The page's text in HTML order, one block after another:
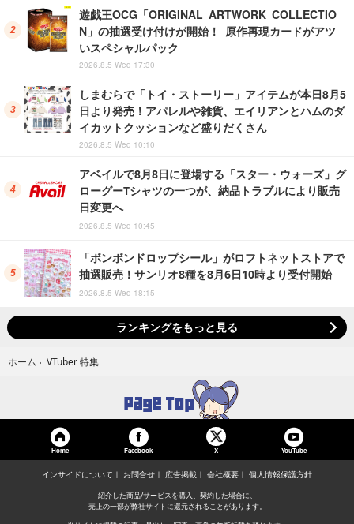
遊戯王OCG「ORIGINAL ARTWORK COLLECTIO
N」の抽選受け付けが開始！ 原作再現カードがアツ
いスペシャルパック
2026.8.5 Wed 17:30
しまむらで「トイ・ストーリー」アイテムが本日8月5
日より発売！アパレルや雑貨、エイリアンとハムのダ
イカットクッションなど盛りだくさん
2026.8.5 Wed 10:10
アベイルで8月8日に登場する「スター・ウォーズ」グ
ローグーTシャツの一つが、納品トラブルにより販売
日変更へ
2026.8.5 Wed 10:45
「ボンボンドロップシール」がロフトネットストアで
抽選販売！サンリオ8種を8月6日10時より受付開始
2026.8.5 Wed 18:15
ランキングをもっと見る
ホーム › VTuber 特集
Home Facebook X YouTube
インサイドについて お問合せ 広告掲載 会社概要 個人情報保護方針
紹介した商品/サービスを購入、契約した場合に、
売上の一部が弊社サイトに還元されることがあります。